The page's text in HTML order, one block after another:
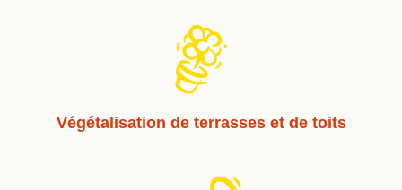
Végétalisation de terrasses et de toits